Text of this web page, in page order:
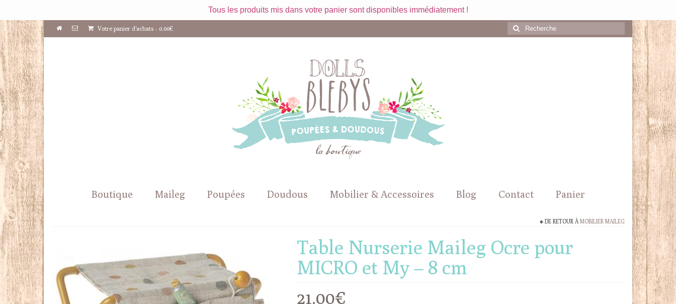
Tous les produits mis dans votre panier sont disponibles immédiatement !
Votre panier d'achats - 0.00€
Rechercher
:
Boutique Maileg Poupées Doudous Mobilier & Accessoires Blog Contact Panier
DE RETOUR À MOBILIER MAILEG
Table Nurserie Maileg Ocre pour
MICRO et My – 8 cm
21.00€